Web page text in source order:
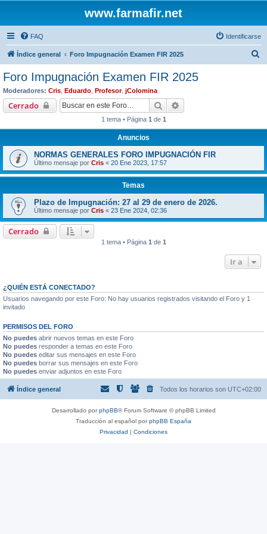
www.farmafir.net
FAQ Identificarse
Índice general Foro Impugnación Examen FIR 2025
Foro Impugnación Examen FIR 2025
Moderadores: Cris Eduardo Profesor, jColomina
Cerrado Buscar
1 tema • Página 1 de 1
Anuncios
NORMAS GENERALES FORO IMPUGNACIÓN FIR
Último mensaje por Cris « 20 Ene 2023, 17:57
Temas
Plazo de Impugnación: 27 al 29 de enero de 2026.
Último mensaje por Cris « 23 Ene 2024, 02:36
Cerrado
1 tema • Página 1 de 1
Ir a
¿QUIÉN ESTÁ CONECTADO?
Usuarios navegando por este Foro: No hay usuarios registrados visitando el Foro y 1
invitado
PERMISOS DEL FORO
No puedes abrir nuevos temas en este Foro
No puedes responder a temas en este Foro
No puedes editar sus mensajes en este Foro
No puedes borrar sus mensajes en este Foro
No puedes enviar adjuntos en este Foro
Índice general Todos los horarios son UTC+02:00
Desarrollado porphpBB® Forum Software © phpBB Limited
Traducción al español porphpBB España
Privacidad | Condiciones